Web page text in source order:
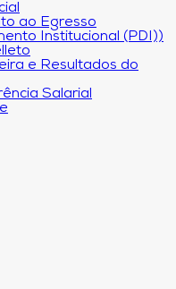
ao Egresso
Institucional (PDI))
e Resultados do
Salarial